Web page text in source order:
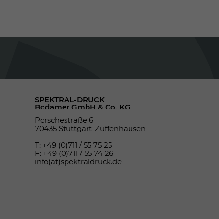
SPEKTRAL-DRUCK
Bodamer GmbH & Co. KG
Porschestraße 6
70435 Stuttgart-Zuffenhausen
T: +49 (0)711 / 55 75 25
F: +49 (0)711 / 55 74 26
info(at)spektraldruck.de